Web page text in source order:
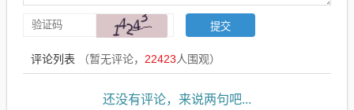
评论列表 （暂无评论， 22423人围观）
还没有评论，来说两句吧...